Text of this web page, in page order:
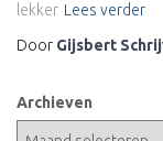
lekker Lees verder
Door Gijsbert
Archieven